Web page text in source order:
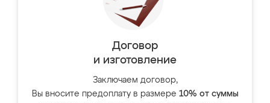
Договор
и изготовление
Заключаем договор,
Вы вносите предоплату в размере 10% от суммы